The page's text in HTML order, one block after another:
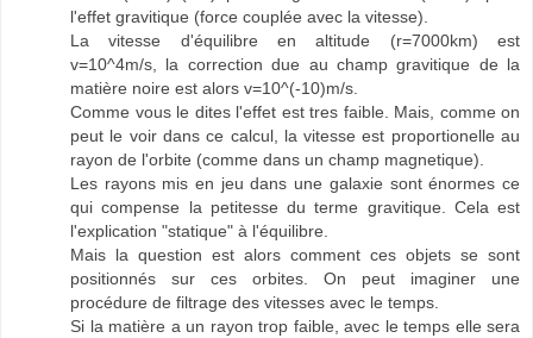
l'effet gravitique (force couplée avec la vitesse).
La vitesse d'équilibre en altitude (r=7000km) est
v=10^4m/s, la correction due au champ gravitique de la
matière noire est alors v=10^(-10)m/s.
Comme vous le dites l'effet est tres faible. Mais, comme on
peut le voir dans ce calcul, la vitesse est proportionelle au
rayon de l'orbite (comme dans un champ magnetique).
Les rayons mis en jeu dans une galaxie sont énormes ce
qui compense la petitesse du terme gravitique. Cela est
l'explication "statique" à l'équilibre.
Mais la question est alors comment ces objets se sont
positionnés sur ces orbites. On peut imaginer une
procédure de filtrage des vitesses avec le temps.
Si la matière a un rayon trop faible, avec le temps elle sera